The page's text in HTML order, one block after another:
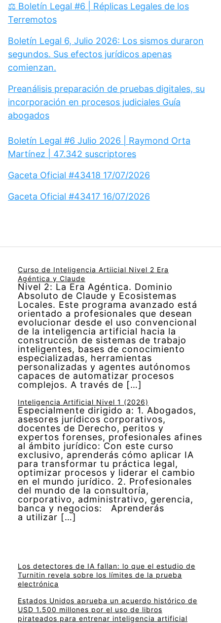
⚖️ Boletín Legal #6 | Réplicas Legales de los
Terremotos
Boletín Legal 6, Julio 2026: Los sismos duraron
segundos. Sus efectos jurídicos apenas
comienzan.
Preanálisis preparación de pruebas digitales, su
incorporación en procesos judiciales Guía
abogados
Boletín Legal #6 Julio 2026 | Raymond Orta
Martínez | 47.342 suscriptores
Gaceta Oficial #43418 17/07/2026
Gaceta Oficial #43417 16/07/2026
Curso de Inteligencia Artiicial Nivel 2 Era
Agéntica y Claude
Nivel 2: La Era Agéntica. Dominio
Absoluto de Claude y Ecosistemas
Locales. Este programa avanzado está
orientado a profesionales que desean
evolucionar desde el uso convencional
de la inteligencia artificial hacia la
construcción de sistemas de trabajo
inteligentes, bases de conocimiento
especializadas, herramientas
personalizadas y agentes autónomos
capaces de automatizar procesos
complejos. A través de […]
Inteligencia Artificial Nivel 1 (2026)
Especialmente dirigido a: 1. Abogados,
asesores jurídicos corporativos,
docentes de Derecho, peritos y
expertos forenses, profesionales afines
al ámbito jurídico: Con este curso
exclusivo, aprenderás cómo aplicar IA
para transformar tu práctica legal,
optimizar procesos y liderar el cambio
en el mundo jurídico. 2. Profesionales
del mundo de la consultoría,
corporativo, administrativo, gerencia,
banca y negocios: Aprenderás
a utilizar […]
Los detectores de IA fallan: lo que el estudio de
Turnitin revela sobre los límites de la prueba
electrónica
Estados Unidos aprueba un acuerdo histórico de
USD 1.500 millones por el uso de libros
pirateados para entrenar inteligencia artificial